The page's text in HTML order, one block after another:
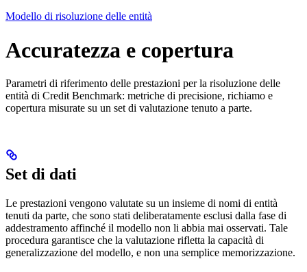
Modello di risoluzione delle entità
Accuratezza e copertura
Parametri di riferimento delle prestazioni per la risoluzione delle
entità di Credit Benchmark: metriche di precisione, richiamo e
copertura misurate su un set di valutazione tenuto a parte.
Set di dati
Le prestazioni vengono valutate su un insieme di nomi di entità
tenuti da parte, che sono stati deliberatamente esclusi dalla fase di
addestramento affinché il modello non li abbia mai osservati. Tale
procedura garantisce che la valutazione rifletta la capacità di
generalizzazione del modello, e non una semplice memorizzazione.